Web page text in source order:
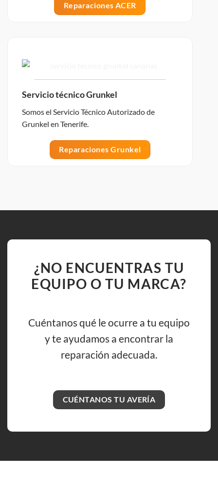
Reparaciones ACER
Servicio técnico Grunkel
Somos el Servicio Técnico Autorizado de
Grunkel en Tenerife.
Reparaciones Grunkel
¿NO ENCUENTRAS TU
EQUIPO O TU MARCA?
Cuéntanos qué le ocurre a tu equipo
y te ayudamos a encontrar la
reparación adecuada.
CUÉNTANOS TU AVERÍA